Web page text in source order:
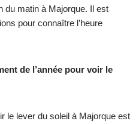
du matin à Majorque. Il est
pour connaître l’heure
de l’année pour voir le
le lever du soleil à Majorque est